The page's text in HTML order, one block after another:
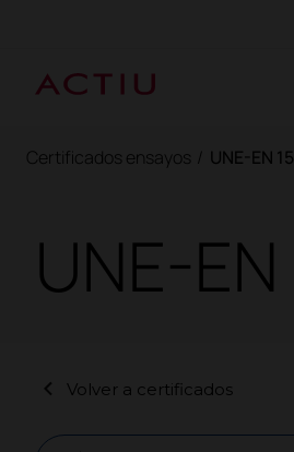
Certificados ensayos / UNE-EN
UNE-
Volver a certificados